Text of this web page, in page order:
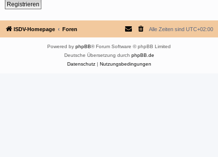
Registrieren
ISDV-Homepage Foren Alle Zeiten sind UTC+02:00
Powered by phpBB® Forum Software © phpBB Limited
Deutsche Übersetzung durch phpBB.de
Datenschutz| Nutzungsbedingungen